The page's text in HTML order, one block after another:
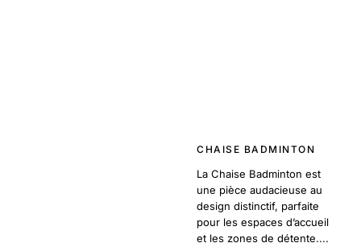
CHAISE BADMINTON
La Chaise Badminton est
une pièce audacieuse au
design distinctif, parfaite
pour les espaces d’accueil
et les zones de détente....